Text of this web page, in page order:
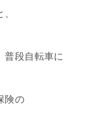
普段自転車に
険の